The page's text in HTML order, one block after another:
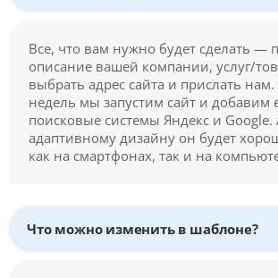
Все, что вам нужно будет сделать —
описание вашей компании, услуг/
выбрать адрес сайта и прислать
недель мы запустим сайт и добавим
поисковые системы Яндекс и Google.
адаптивному дизайну он будет
как на смартфонах, так и на
Что можно изменить в шаблоне?